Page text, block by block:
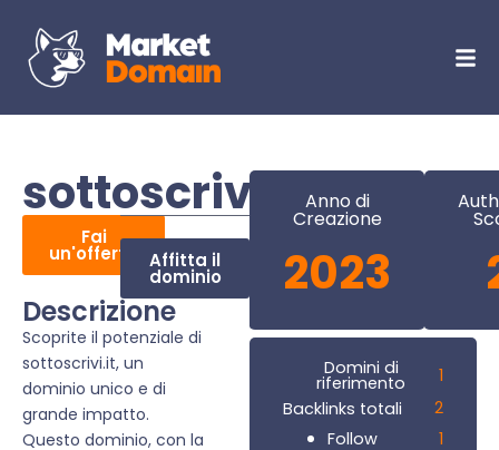
sottoscrivi.it
Fai
un'offerta Affitta il
dominio
Descrizione
Scoprite il potenziale di
sottoscrivi.it, un
dominio unico e di
grande impatto.
Questo dominio, con la
Anno di
Creazione
2023
Domini di
riferimento
1
Backlinks totali
2
Follow
1